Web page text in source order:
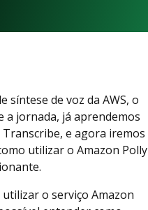
síntese de voz da AWS, o
jornada, já aprendemos
e agora iremos
utilizar o Amazon Polly
o serviço Amazon